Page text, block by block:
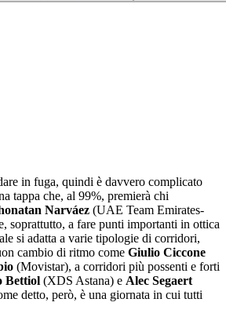
in fuga, quindi è davvero complicato
tappa che, al 99%, premierà chi
Narváez (UAE Team Emirates-
soprattutto, a fare punti importanti in ottica
si adatta a varie tipologie di corridori,
cambio di ritmo come Giulio Ciccone
(Movistar), a corridori più possenti e forti
Bettiol (XDS Astana) e Alec Segaert
detto, però, è una giornata in cui tutti